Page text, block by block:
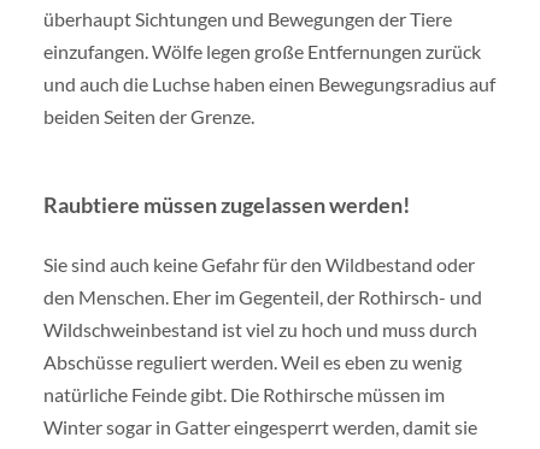
überhaupt Sichtungen und Bewegungen der Tiere
einzufangen. Wölfe legen große Entfernungen zurück
und auch die Luchse haben einen Bewegungsradius auf
beiden Seiten der Grenze.
Raubtiere müssen zugelassen werden!
Sie sind auch keine Gefahr für den Wildbestand oder
den Menschen. Eher im Gegenteil, der Rothirsch- und
Wildschweinbestand ist viel zu hoch und muss durch
Abschüsse reguliert werden. Weil es eben zu wenig
natürliche Feinde gibt. Die Rothirsche müssen im
Winter sogar in Gatter eingesperrt werden, damit sie